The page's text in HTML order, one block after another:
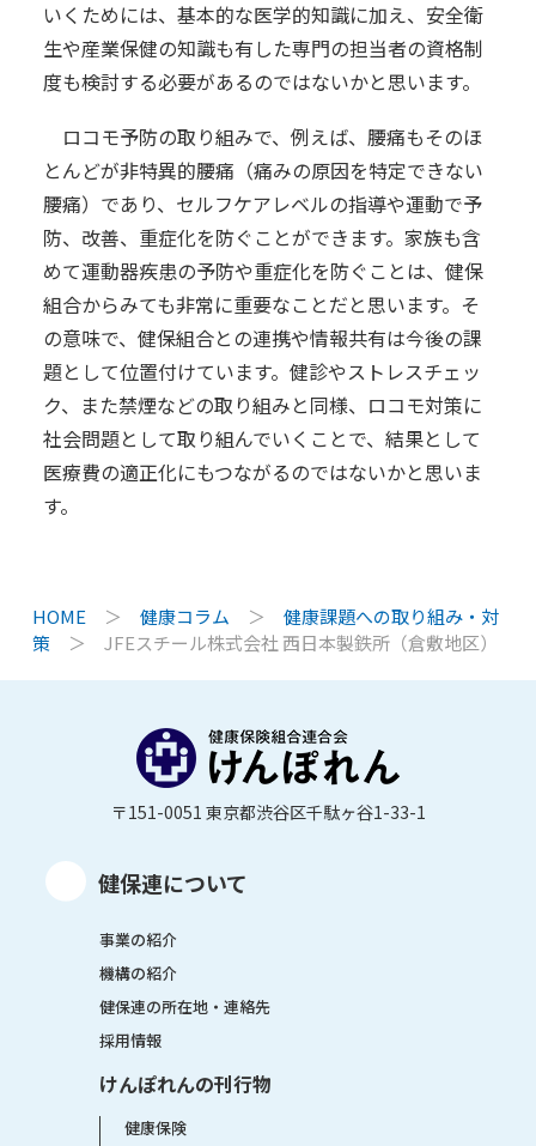
いくためには、基本的な医学的知識に加え、安全衛
生や産業保健の知識も有した専門の担当者の資格制
度も検討する必要があるのではないかと思います。
ロコモ予防の取り組みで、例えば、腰痛もそのほ
とんどが非特異的腰痛（痛みの原因を特定できない
腰痛）であり、セルフケアレベルの指導や運動で予
防、改善、重症化を防ぐことができます。家族も含
めて運動器疾患の予防や重症化を防ぐことは、健保
組合からみても非常に重要なことだと思います。そ
の意味で、健保組合との連携や情報共有は今後の課
題として位置付けています。健診やストレスチェッ
ク、また禁煙などの取り組みと同様、ロコモ対策に
社会問題として取り組んでいくことで、結果として
医療費の適正化にもつながるのではないかと思いま
す。
HOME＞ 健康コラム ＞ 健康課題への取り組み・対
策 ＞ JFEスチール株式会社 西日本製鉄所（倉敷地区）
〒151-0051 東京都渋谷区千駄ヶ谷1-33-1
健保連について
事業の紹介
機構の紹介
健保連の所在地・連絡先
採用情報
けんぽれんの刊行物
健康保険